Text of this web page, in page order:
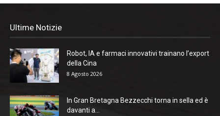
Ultime Notizie
Robot, IA e farmaci innovativi trainano l’export
della Cina
8 Agosto 2026
In Gran Bretagna Bezzecchi torna in sella ed è
davanti a...